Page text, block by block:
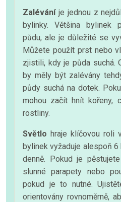
Zaléváníje jednou z
bylinky. Většina bylinek
půdu, ale je důležité se
Můžete použít prst nebo
zjistili, kdy je půda suchá.
by měly být zalévány
půdy suchá na dotek.
mohou začít hnít kořeny,
rostliny.
Světlo hraje klíčovou roli
bylinek vyžaduje alespoň
denně. Pokud je
slunné parapety nebo
pokud je to nutné.
orientovány rovnoměrně,